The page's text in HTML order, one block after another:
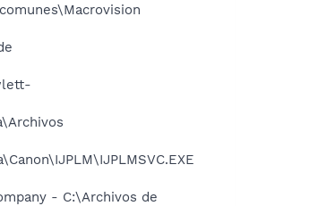
- C:\Archivos de